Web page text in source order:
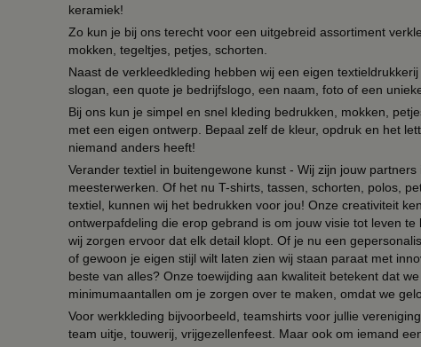
keramiek!
Zo kun je bij ons terecht voor een uitgebreid assortiment
mokken, tegeltjes, petjes, schorten.
Naast de verkleedkleding hebben wij een eigen
slogan, een quote je bedrijfslogo, een naam, foto of een
Bij ons kun je simpel en snel kleding bedrukken, mokken,
met een eigen ontwerp. Bepaal zelf de kleur, opdruk en het
niemand anders heeft!
Verander textiel in buitengewone kunst - Wij zijn jouw
meesterwerken. Of het nu T-shirts, tassen, schorten, polos,
textiel, kunnen wij het bedrukken voor jou! Onze creativiteit
ontwerpafdeling die erop gebrand is om jouw visie tot leven
wij zorgen ervoor dat elk detail klopt. Of je nu een
of gewoon je eigen stijl wilt laten zien wij staan paraat met
beste van alles? Onze toewijding aan kwaliteit betekent dat
minimumaantallen om je zorgen over te maken, omdat we
Voor werkkleding bijvoorbeeld, teamshirts voor jullie
team uitje, touwerij, vrijgezellenfeest. Maar ook om iemand